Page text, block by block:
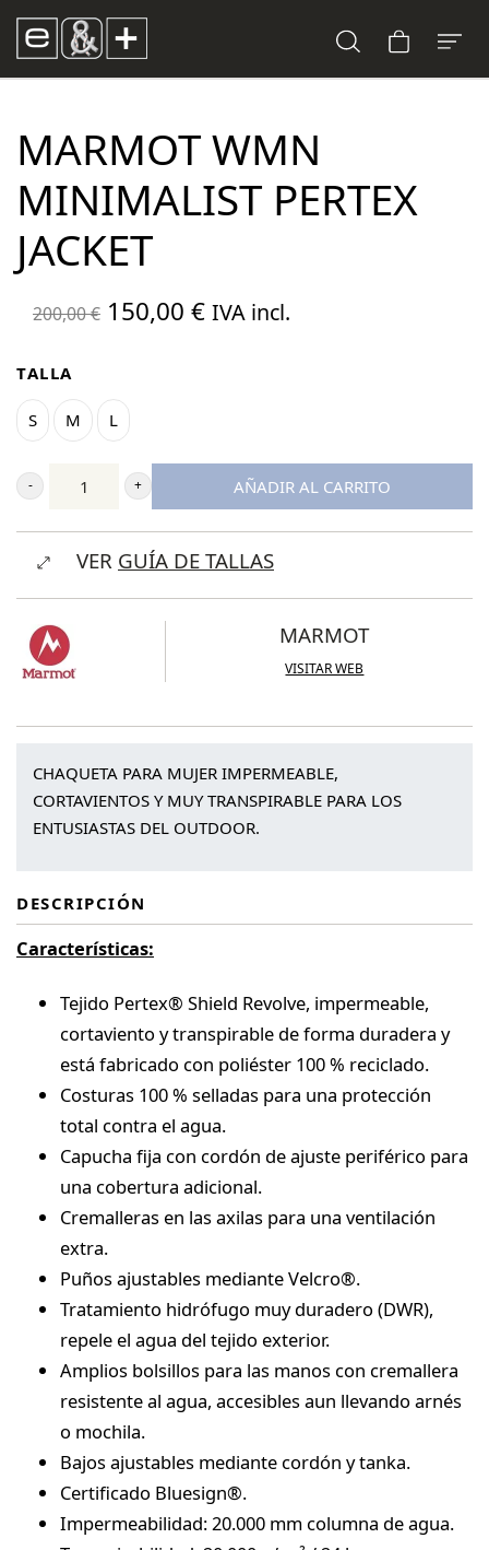
MARMOT WMN
MINIMALIST PERTEX
JACKET
200,00€ El
era:
200,00 €.
150,00 €El
IVA incl.
TALLA
S M L
Marmot
Wmn
Minimalist
Jacket
cantidad
AÑADIR AL CARRITO
VER GUÍA DE TALLAS
MARMOT
VISITAR WEB
CHAQUETA PARA MUJER IMPERMEABLE,
CORTAVIENTOS Y MUY TRANSPIRABLE PARA LOS
ENTUSIASTAS DEL OUTDOOR.
DESCRIPCIÓN
Características:
Tejido Pertex® Shield Revolve, impermeable,
cortaviento y transpirable de forma duradera y
está fabricado con poliéster 100 % reciclado.
Costuras 100 % selladas para una protección
total contra el agua.
Capucha fija con cordón de ajuste periférico para
una cobertura adicional.
Cremalleras en las axilas para una ventilación
extra.
Puños ajustables mediante Velcro®.
Tratamiento hidrófugo muy duradero (DWR),
repele el agua del tejido exterior.
Amplios bolsillos para las manos con cremallera
resistente al agua, accesibles aun llevando arnés
o mochila.
Bajos ajustables mediante cordón y tanka.
Certificado Bluesign®.
Impermeabilidad: 20.000 mm columna de agua.